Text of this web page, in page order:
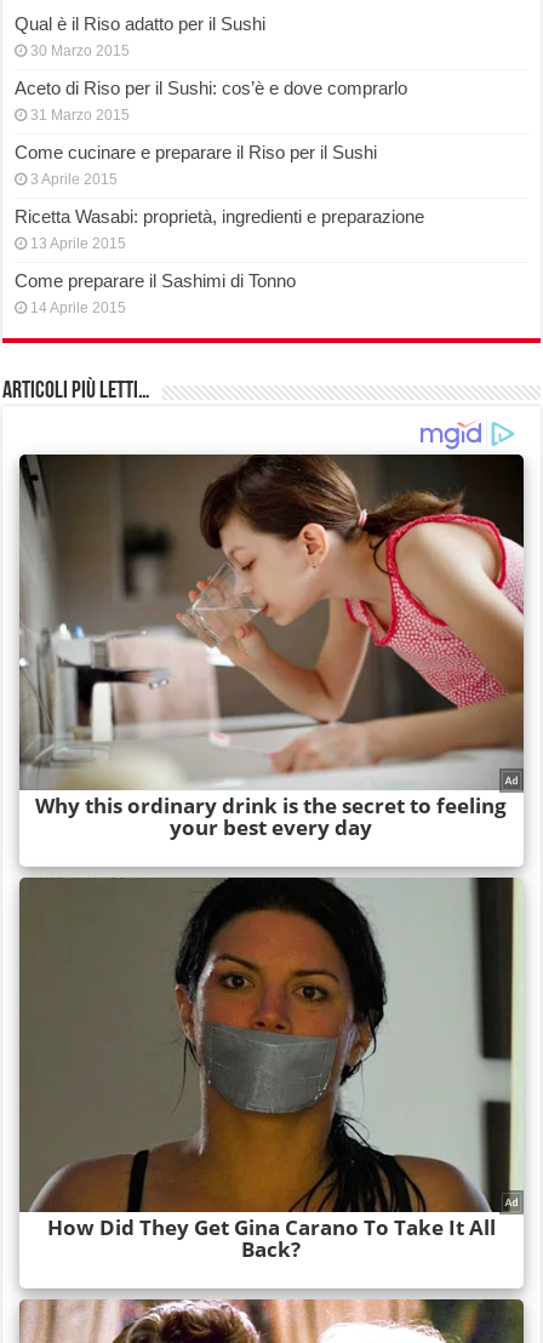
Qual è il Riso adatto per il Sushi
30 Marzo 2015
Aceto di Riso per il Sushi: cos’è e dove comprarlo
31 Marzo 2015
Come cucinare e preparare il Riso per il Sushi
3 Aprile 2015
Ricetta Wasabi: proprietà, ingredienti e preparazione
13 Aprile 2015
Come preparare il Sashimi di Tonno
14 Aprile 2015
Articoli più Letti…